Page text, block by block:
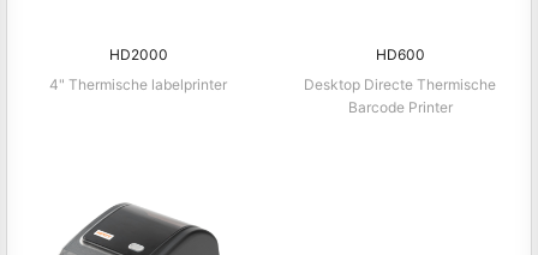
HD2000
4" Thermische labelprinter
HD600
Desktop Directe Thermische
Barcode Printer